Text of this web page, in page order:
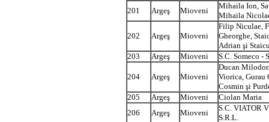
201
Argeş Mioveni
Mihaila Ion,
Mihaila
202 Argeş Mioveni
Filip Niculae,
Gheorghe,
Adrian şi
203
Argeş Mioveni S.C. Someco -
204 Argeş Mioveni
Ducan
Viorica, Gurau
Cosmin şi
205
Argeş Mioveni
Ciolan Maria
206
Argeş Mioveni
S.C. VIATOR
S.R.L.